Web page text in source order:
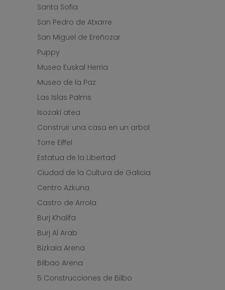
Santa Sofia
San Pedro de Atxarre
San Miguel de Ereñozar
Puppy
Museo Euskal Herria
Museo de la Paz
Las Islas Palms
Isozaki atea
Construir una casa en un arbol
Torre Eiffel
Estatua de la Libertad
Ciudad de la Cultura de Galicia
Centro Azkuna
Castro de Arrola
Burj Khalifa
Burj Al Arab
Bizkaia Arena
Bilbao Arena
5 Construcciones de Bilbo